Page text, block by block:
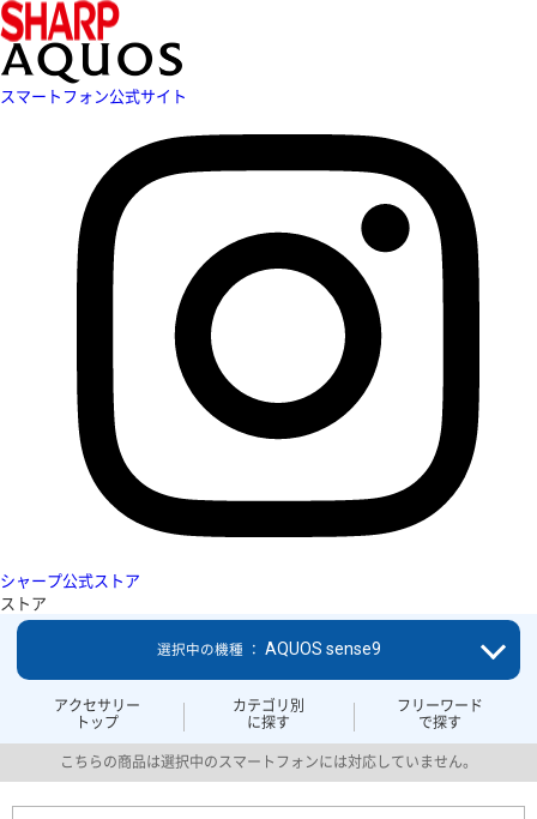
スマートフォン公式サイト
シャープ公式ストア
ストア
アクセサリー
トップ
カテゴリ別
に探す
フリーワード
で探す
選択中の機種 ： AQUOS sense9
こちらの商品は選択中のスマートフォンには対応していません。